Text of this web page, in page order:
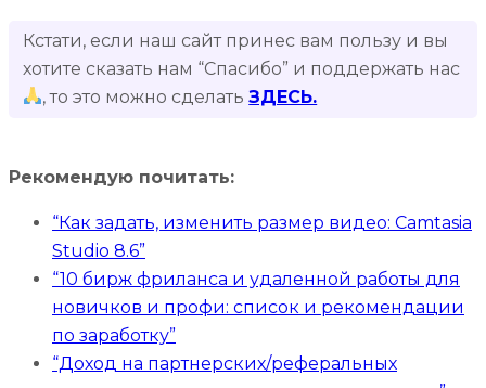
Кстати, если наш сайт принес вам пользу и вы
хотите сказать нам “Спасибо” и поддержать нас
, то это можно сделатьЗДЕСЬ.
Рекомендую почитать:
“Как задать, изменить размер видео: Camtasia
Studio 8.6”
“10 бирж фриланса и удаленной работы для
новичков и профи: список и рекомендации
по заработку”
“Доход на партнерских/реферальных